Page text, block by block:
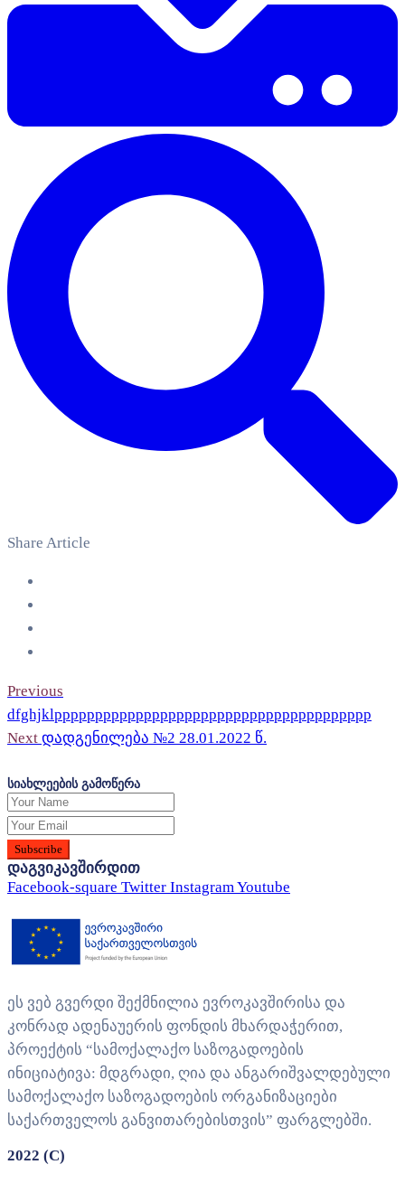
Share Article
Previous
dfghjklppppppppppppppppppppppppppppppppppppppp
Next დადგენილება №2 28.01.2022 წ.
სიახლეების გამოწერა
დაგვიკავშირდით
Facebook-square Twitter InstagramYoutube
ეს ვებ გვერდი შექმნილია ევროკავშირისა და
კონრად ადენაუერის ფონდის მხარდაჭერით,
პროექტის “სამოქალაქო საზოგადოების
ინიციატივა: მდგრადი, ღია და ანგარიშვალდებული
სამოქალაქო საზოგადოების ორგანიზაციები
საქართველოს განვითარებისთვის” ფარგლებში.
2022 (C)